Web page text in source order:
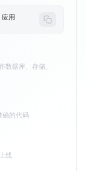
用
据库、存储、
的代码
线